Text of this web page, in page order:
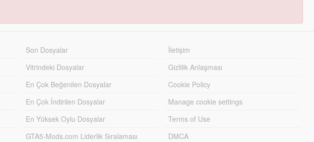
Son Dosyalar
Vitrindeki Dosyalar
En Çok Beğenilen Dosyalar
En Çok İndirilen Dosyalar
En Yüksek Oylu Dosyalar
GTA5-Mods.com Liderlik Sıralaması
İletişim
Gizlilik Anlaşması
Cookie Policy
Manage cookie settings
Terms of Use
DMCA